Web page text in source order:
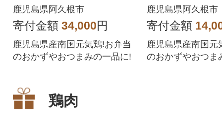
産】akn028-23
鹿児島県阿久根市
寄付金額 34,000円
鹿児島県産南国元気鶏!お弁当
のおかずやおつまみの一品に!
産】akn028-
鹿児島県阿久根市
寄付金額
鹿児島県産南国元
のおかずやおつま
鶏肉